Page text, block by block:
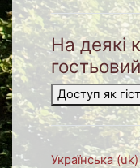
На деякі
Доступ як
Українська